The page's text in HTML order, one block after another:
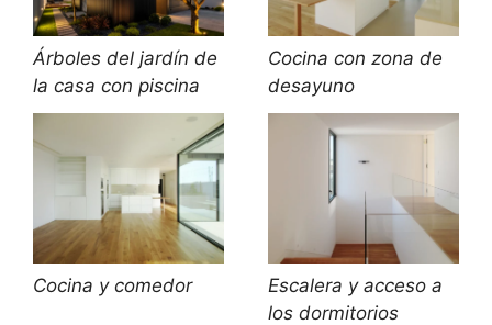
Árboles del jardín de
la casa con piscina
Cocina con zona de
desayuno
Cocina y comedor
Escalera y acceso a
los dormitorios